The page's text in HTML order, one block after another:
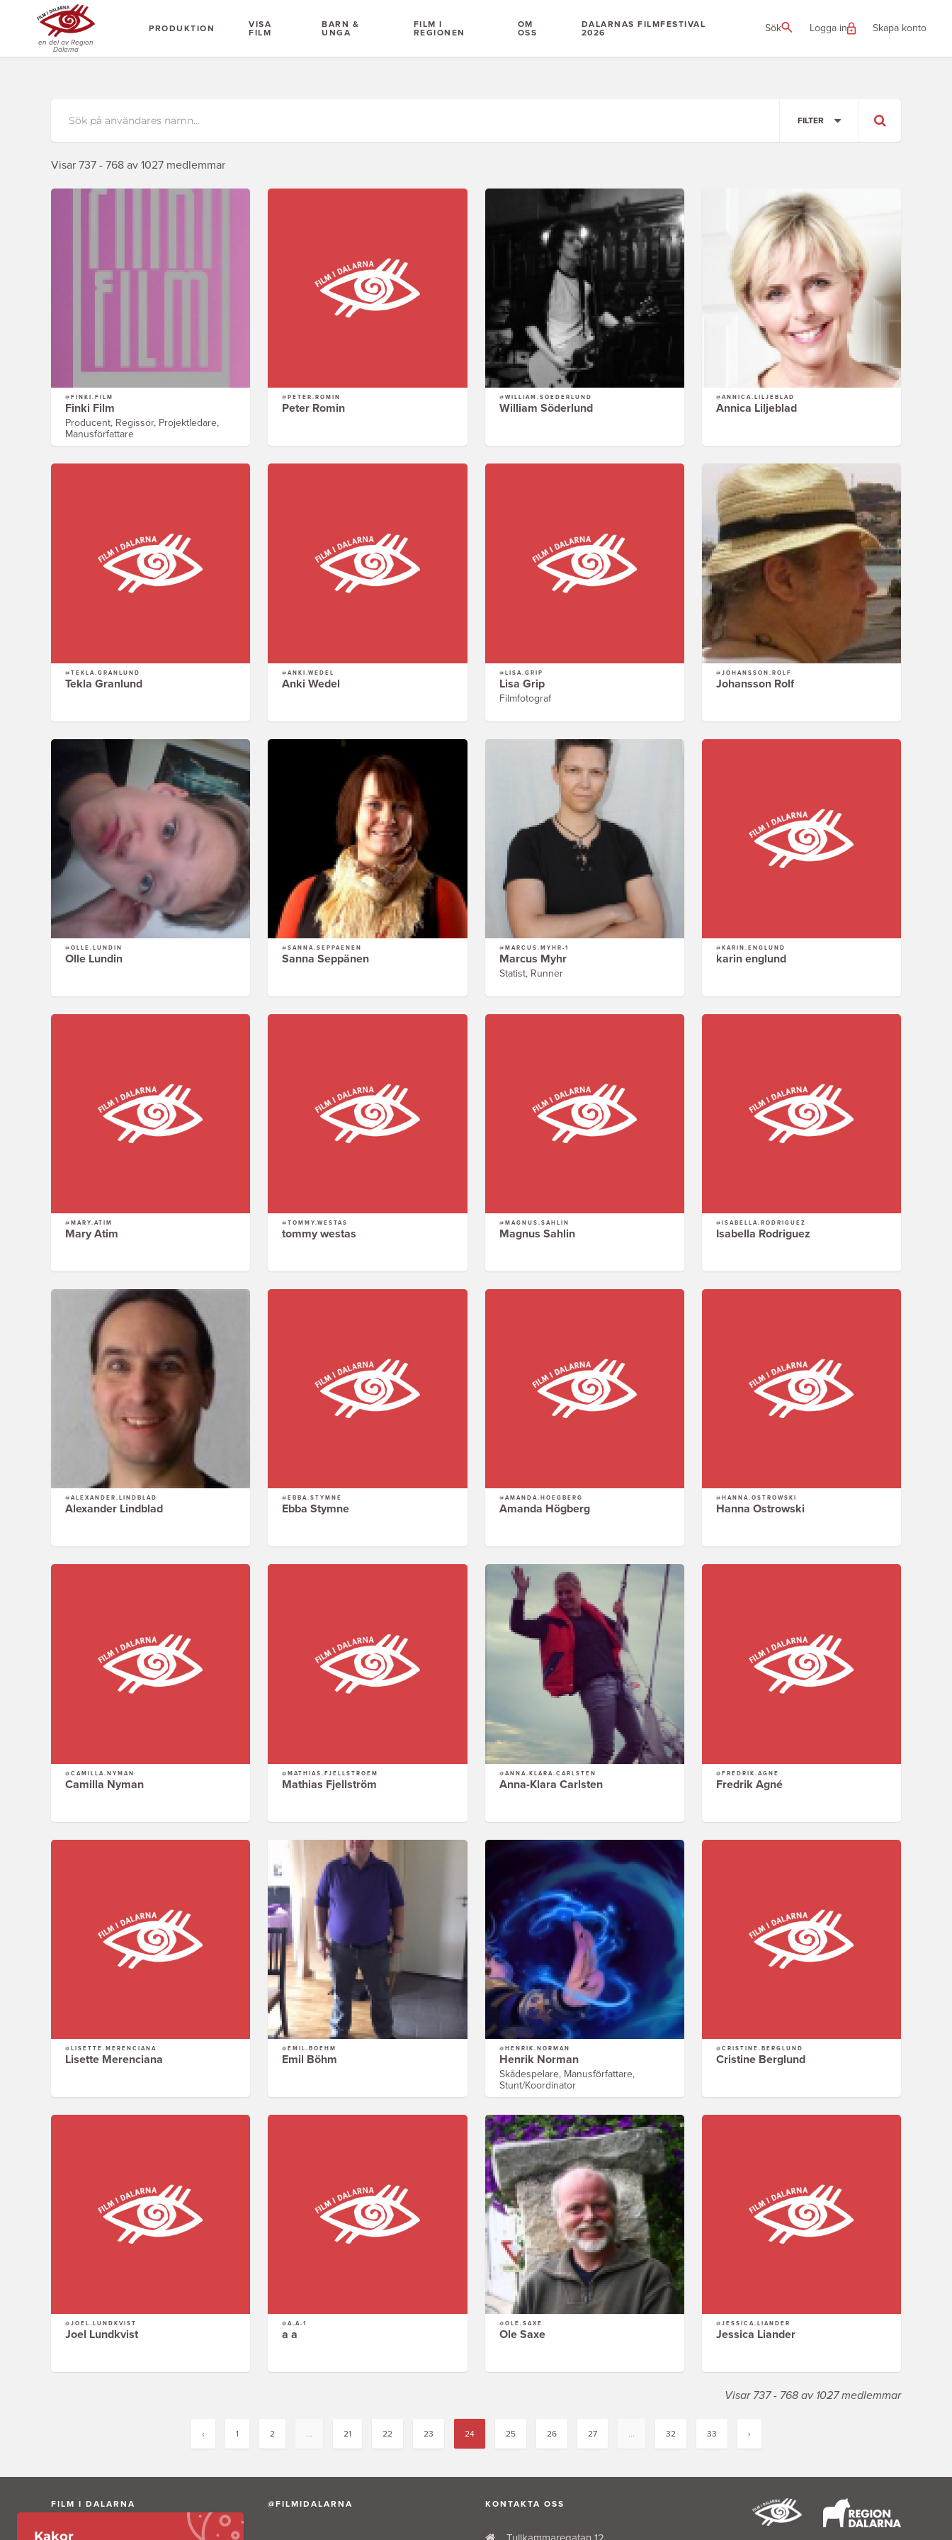
en del av Region
Dalarna
PRODUKTION
VISA
FILM
BARN &
UNGA
FILM I
REGIONEN
OM
OSS
DALARNAS FILMFESTIVAL
2026
Sök Logga in Skapa konto
FILTER
Visar 737 - 768 av 1027 medlemmar
@FINKI.FILM
Finki Film
Producent, Regissör, Projektledare,
Manusförfattare
@PETER.ROMIN
Peter Romin
@WILLIAM.SOEDERLUND
William Söderlund
@ANNICA.LILJEBLAD
Annica Liljeblad
@TEKLA.GRANLUND
Tekla Granlund
@ANKI.WEDEL
Anki Wedel
@LISA.GRIP
Lisa Grip
Filmfotograf
@JOHANSSON.ROLF
Johansson Rolf
@OLLE.LUNDIN
Olle Lundin
@SANNA.SEPPAENEN
Sanna Seppänen
@MARCUS.MYHR-1
Marcus Myhr
Statist, Runner
@KARIN.ENGLUND
karin englund
@MARY.ATIM
Mary Atim
@TOMMY.WESTAS
tommy westas
@MAGNUS.SAHLIN
Magnus Sahlin
@ISABELLA.RODRIGUEZ
Isabella Rodriguez
@ALEXANDER.LINDBLAD
Alexander Lindblad
@EBBA.STYMNE
Ebba Stymne
@AMANDA.HOEGBERG
Amanda Högberg
@HANNA.OSTROWSKI
Hanna Ostrowski
@CAMILLA.NYMAN
Camilla Nyman
@MATHIAS.FJELLSTROEM
Mathias Fjellström
@ANNA.KLARA.CARLSTEN
Anna-Klara Carlsten
@FREDRIK.AGNE
Fredrik Agné
@LISETTE.MERENCIANA
Lisette Merenciana
@EMIL.BOEHM
Emil Böhm
@HENRIK.NORMAN
Henrik Norman
Skådespelare, Manusförfattare,
Stunt/Koordinator
@CRISTINE.BERGLUND
Cristine Berglund
@JOEL.LUNDKVIST
Joel Lundkvist
@A.A-1
a a
@OLE.SAXE
Ole Saxe
@JESSICA.LIANDER
Jessica Liander
Visar 737 - 768 av 1027 medlemmar
‹ 1 2 ... 21 22 23 24 25 26 27 ... 32 33 ›
FILM I DALARNA @FILMIDALARNA KONTAKTA OSS
Kakor